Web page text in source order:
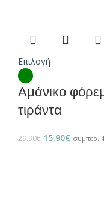
Επιλογή
Αμάνικο
τιράντα
29.90€ 15.90€ συμπερ.